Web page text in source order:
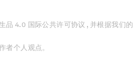
品 4.0 国际公共许可协议 , 并根据我们的
者个人观点。